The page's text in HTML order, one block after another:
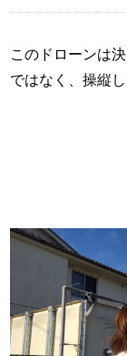
このドローンは
ではなく、操縦